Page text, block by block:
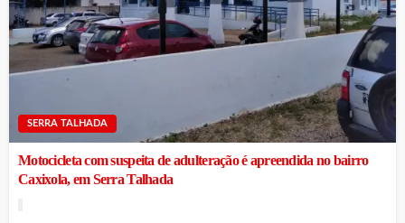
SERRA TALHADA
Motocicleta com suspeita de adulteração é apreendida no bairro
Caxixola, em Serra Talhada